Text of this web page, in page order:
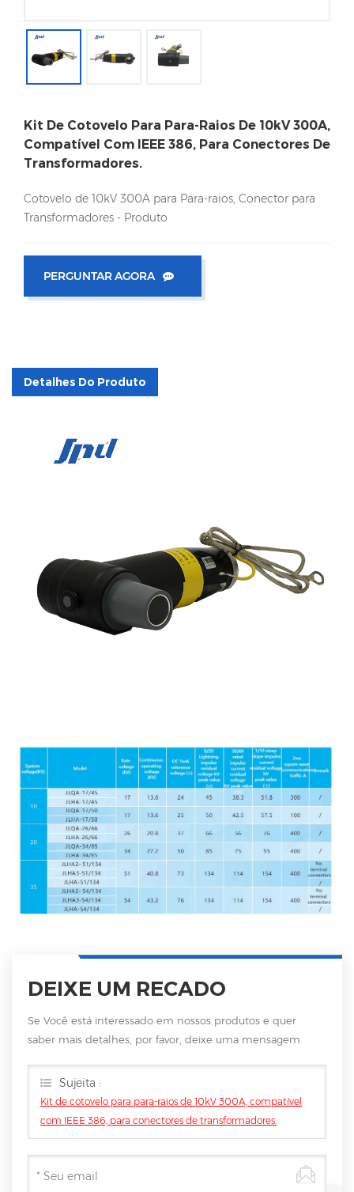
Kit De Cotovelo Para Para-Raios De 10kV 300A,
Compatível Com IEEE 386, Para Conectores De
Transformadores.
Cotovelo de 10kV 300A para Para-raios, Conector para
Transformadores - Produto
PERGUNTAR AGORA
Detalhes Do Produto
DEIXE UM RECADO
Se Você está interessado em nossos produtos e quer
saber mais detalhes, por favor, deixe uma mensagem
Sujeita :
Kit de cotovelo para para-raios de 10kV 300A, compatível
com IEEE 386, para conectores de transformadores.